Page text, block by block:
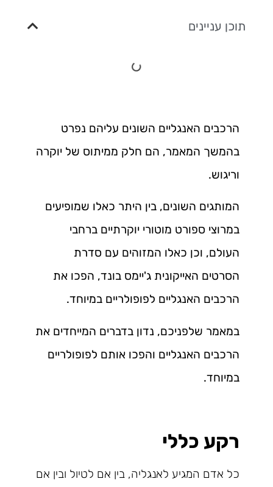
הרכבים האנגליים השונים עליהם נפרט
בהמשך המאמר, הם חלק ממיתוס של יוקרה
וריגוש.
המותגים השונים, בין היתר כאלו שמופיעים
במרוצי ספורט מוטורי יוקרתיים ברחבי
העולם, וכן כאלו המזוהים עם סדרת
הסרטים האייקונית ג'יימס בונד, הפכו את
הרכבים האנגליים לפופולריים במיוחד.
במאמר שלפניכם, נדון בדברים המייחדים את
הרכבים האנגליים והפכו אותם לפופולריים
במיוחד.
רקע כללי
כל אדם המגיע לאנגליה, בין אם לטיול ובין אם
תוכן עניינים